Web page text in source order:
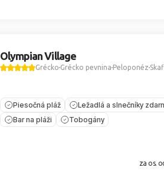
Olympian Village
GréckoGrécko pevninaPeloponéz
Piesočná pláž Ležadlá a slnečníky
Bar na pláži
Tobogány
za os.